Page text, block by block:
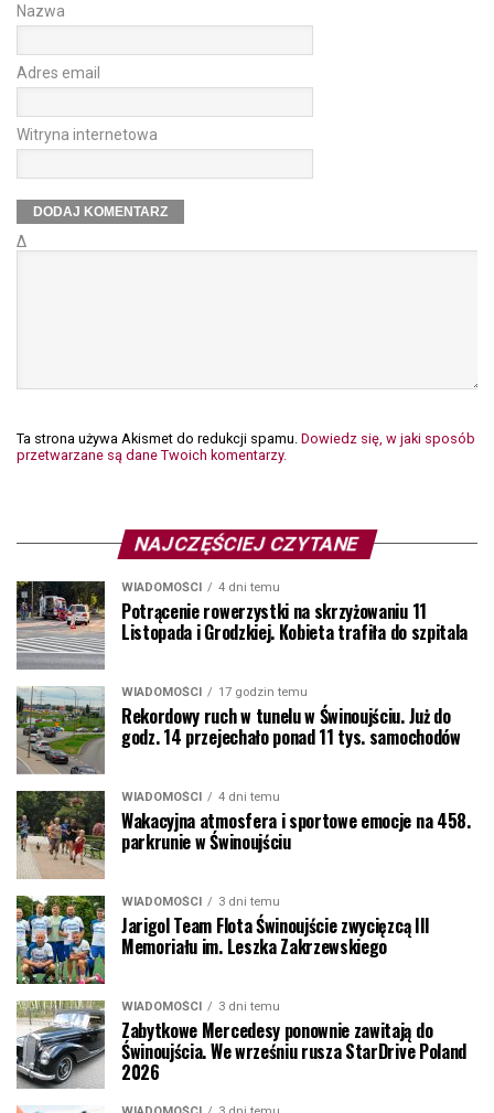
Nazwa
Adres email
Witryna internetowa
Δ
Ta strona używa Akismet do redukcji spamu. Dowiedz się, w jaki sposób
przetwarzane są dane Twoich komentarzy.
NAJCZĘŚCIEJ CZYTANE
WIADOMOŚCI 4 dni temu
Potrącenie rowerzystki na skrzyżowaniu 11
Listopada i Grodzkiej. Kobieta trafiła do szpitala
WIADOMOŚCI 17 godzin temu
Rekordowy ruch w tunelu w Świnoujściu. Już do
godz. 14 przejechało ponad 11 tys. samochodów
WIADOMOŚCI 4 dni temu
Wakacyjna atmosfera i sportowe emocje na 458.
parkrunie w Świnoujściu
WIADOMOŚCI 3 dni temu
Jarigol Team Flota Świnoujście zwycięzcą III
Memoriału im. Leszka Zakrzewskiego
WIADOMOŚCI 3 dni temu
Zabytkowe Mercedesy ponownie zawitają do
Świnoujścia. We wrześniu rusza StarDrive Poland
2026